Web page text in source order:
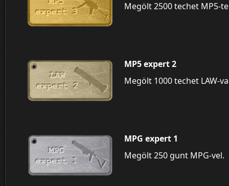
Megölt 2500 techet MP5-
MP5 expert 2
Megölt 1000 techet LAW-
MPG expert 1
Megölt 250 gunt MPG-vel.